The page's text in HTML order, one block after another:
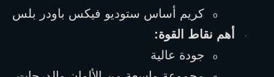
o كريم أساس ستوديو فيكس باودر بلس
· أهم نقاط القوة:
o جودة عالية